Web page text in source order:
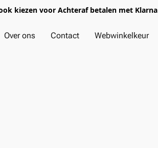
kiezen voor Achteraf betalen met Klarna
Over ons Contact Webwinkelkeur